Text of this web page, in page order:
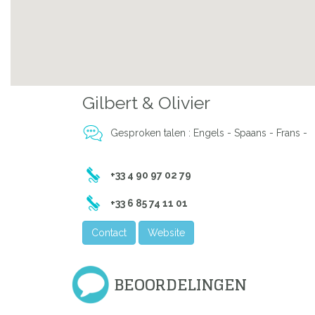
Gilbert & Olivier
Gesproken talen : Engels - Spaans - Frans -
+33 4 90 97 02 79
+33 6 85 74 11 01
Contact Website
BEOORDELINGEN